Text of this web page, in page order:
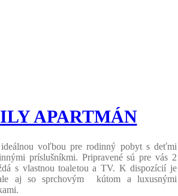
APARTMÁN
voľbou pre rodinný pobyt s deťmi
príslušníkmi. Pripravené sú pre vás 2
s vlastnou toaletou a TV. K dispozícií je
aj so sprchovým kútom a luxusnými